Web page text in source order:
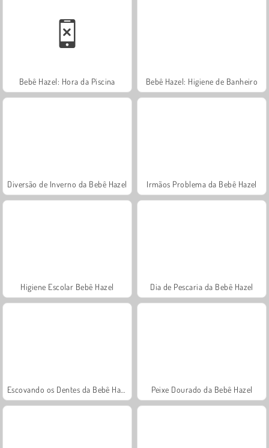
Bebê Hazel: Hora da Piscina Bebê Hazel: Higiene de Banheiro
Diversão de Inverno da Bebê Hazel Irmãos Problema da Bebê Hazel
Higiene Escolar Bebê Hazel Dia de Pescaria da Bebê Hazel
Peixe Dourado da Bebê Hazel